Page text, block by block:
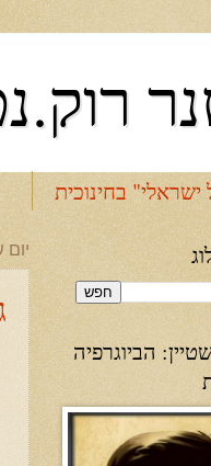
ישראלי" בחינוכית
יום שבת,
הביוגרפיה